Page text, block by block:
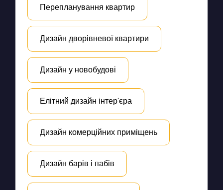
Перепланування квартир
Дизайн дворівневої квартири
Дизайн у новобудові
Елітний дизайн інтер'єра
Дизайн комерційних приміщень
Дизайн барів і пабів